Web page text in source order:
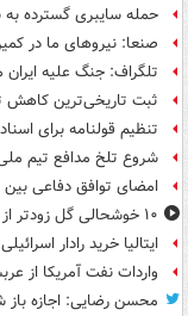
حمله سایبری گسترده به
صنعا: نیروهای ما در
تلگراف: جنگ علیه
ثبت تاریخی‌ترین کاهش
تنظیم قولنامه برای
شروع تلخ مدافع تیم
امضای توافق دفاعی بین
۱۰ خوشحالی گل زودتر از موعد
ایتالیا خرید رادار
واردات نفت آمریکا از
محسن رضایی: اجازه باز